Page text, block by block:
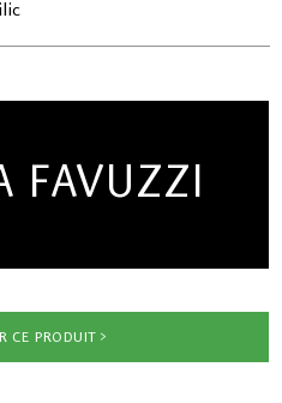
FAVUZZI
CE PRODUIT